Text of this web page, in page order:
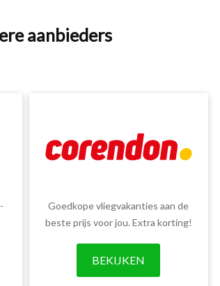
aanbieders
Goedkope vliegvakanties aan de
beste prijs voor jou. Extra korting!
BEKIJKEN